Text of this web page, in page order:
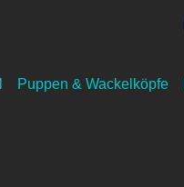
Puppen & Wackelköpfe